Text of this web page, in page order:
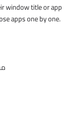
window title or app
apps one by one.